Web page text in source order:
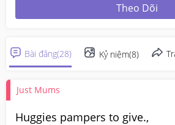
Theo Dõi
Bài đăng(28) Kỷ niệm(8)
Just Mums
Huggies pampers to give.,